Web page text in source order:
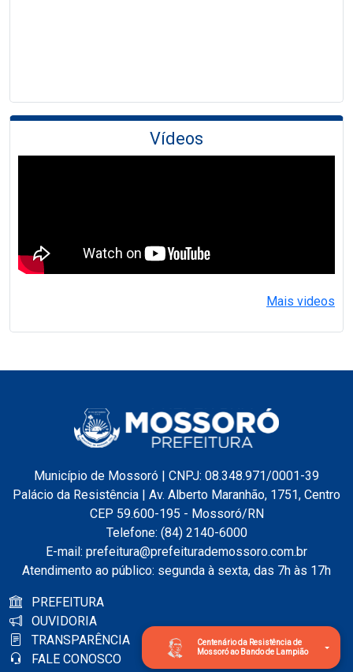
Centenário da Resistência de
Mossoró ao Bando de Lampião
Vídeos
Mais videos
Município de Mossoró | CNPJ: 08.348.971/0001-39
Palácio da Resistência | Av. Alberto Maranhão, 1751, Centro
CEP 59.600-195 - Mossoró/RN
Telefone: (84) 2140-6000
E-mail: prefeitura@prefeiturademossoro.com.br
Atendimento ao público: segunda à sexta, das 7h às 17h
PREFEITURA
OUVIDORIA
TRANSPARÊNCIA
FALE CONOSCO